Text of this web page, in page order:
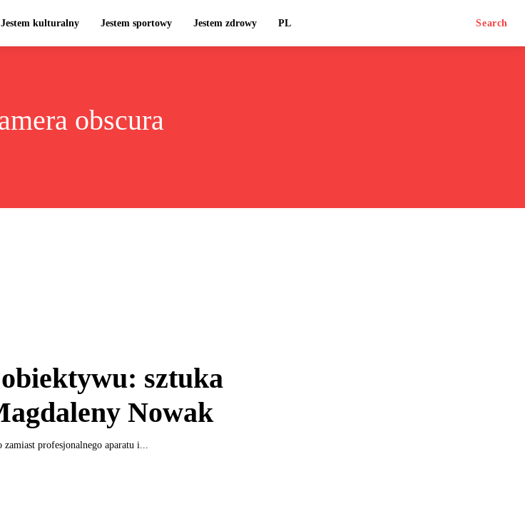
Jestem kulturalny Jestem sportowy Jestem zdrowy PL Search
obscura
sztuka
Nowak
profesjonalnego aparatu i...